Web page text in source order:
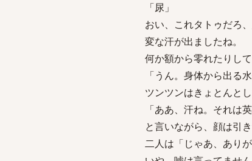
「尿」
おい、これタトゥだろ
変な汗が出ましたね。
何か額から零れたりし
「うん。身体から出る水
ツンツンはきょとんと
「ああ、汗ね。それは
と言いながら、顔は引き
二人は「じゃあ、あり